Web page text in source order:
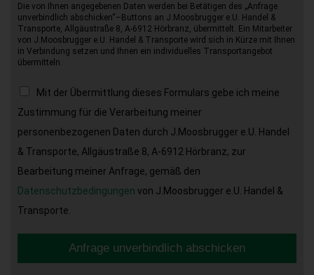
Die von Ihnen angegebenen Daten werden bei Betätigen des „Anfrage
unverbindlich abschicken“–Buttons an J.Moosbrugger e.U. Handel &
Transporte, Allgäustraße 8, A-6912 Hörbranz, übermittelt. Ein Mitarbeiter
von J.Moosbrugger e.U. Handel & Transporte wird sich in Kürze mit Ihnen
in Verbindung setzen und Ihnen ein individuelles Transportangebot
übermitteln.
Mit der Übermittlung dieses Formulars gebe ich meine
Zustimmung für die Verarbeitung meiner
personenbezogenen Daten durch J.Moosbrugger e.U. Handel
& Transporte, Allgäustraße 8, A-6912 Hörbranz, zur
Bearbeitung meiner Anfrage, gemäß den
Datenschutzbedingungen von J.Moosbrugger e.U. Handel &
Transporte.
Anfrage unverbindlich abschicken